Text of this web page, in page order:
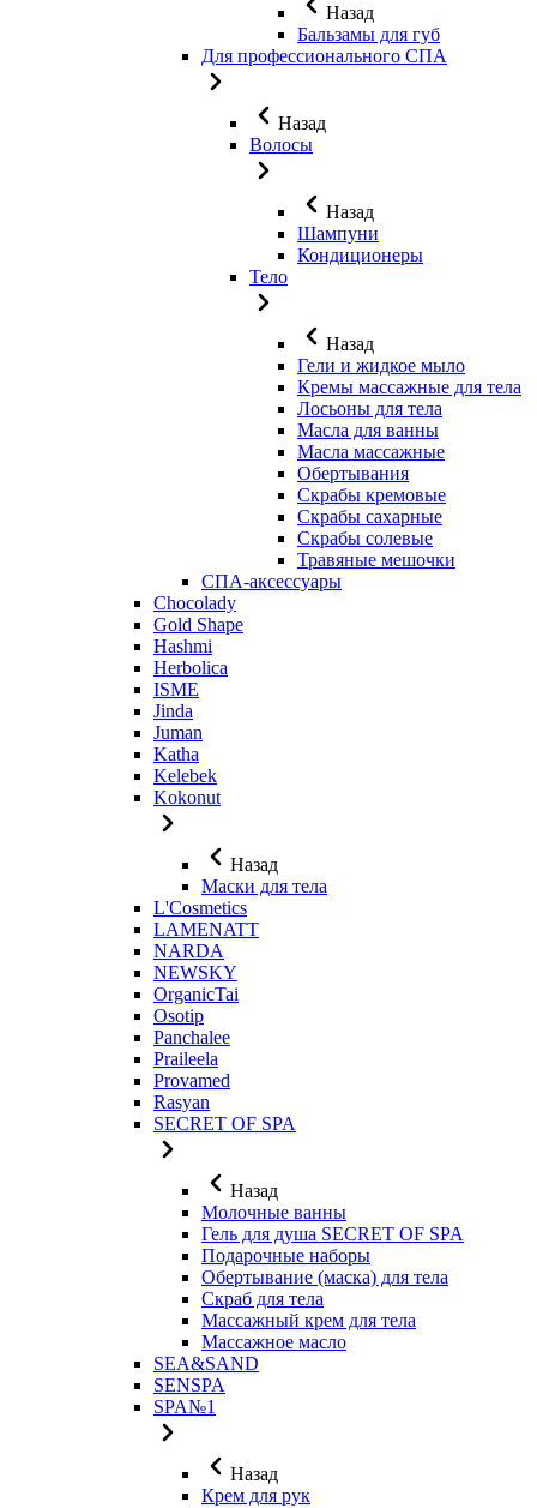
Назад
Бальзамы для губ
Для профессионального СПА
Назад
Волосы
Назад
Шампуни
Кондиционеры
Тело
Назад
Гели и жидкое мыло
Кремы массажные для тела
Лосьоны для тела
Масла для ванны
Масла массажные
Обертывания
Скрабы кремовые
Скрабы сахарные
Скрабы солевые
Травяные мешочки
СПА-аксессуары
Chocolady
Gold Shape
Hashmi
Herbolica
ISME
Jinda
Juman
Katha
Kelebek
Kokonut
Назад
Маски для тела
L'Cosmetics
LAMENATT
NARDA
NEWSKY
OrganicTai
Osotip
Panchalee
Praileela
Provamed
Rasyan
SECRET OF SPA
Назад
Молочные ванны
Гель для душа SECRET OF SPA
Подарочные наборы
Обертывание (маска) для тела
Скраб для тела
Массажный крем для тела
Массажное масло
SEA&SAND
SENSPA
SPA№1
Назад
Крем для рук